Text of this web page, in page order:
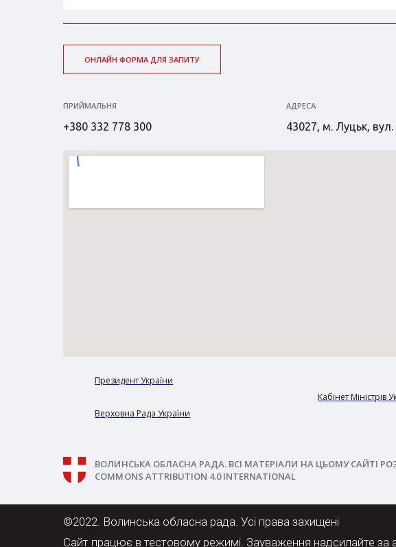
ОНЛАЙН ФОРМА ДЛЯ ЗАПИТУ
ПРИЙМАЛЬНЯ
+380 332 778 300
АДРЕСА
43027, м. Луцьк,
Президент України
Верховна Рада України
Кабінет Міністрів
ВОЛИНСЬКА ОБЛАСНА РАДА. ВСІ МАТЕРІАЛИ НА ЦЬОМУ САЙТІ
COMMONS ATTRIBUTION 4.0 INTERNATIONAL
©2022. Волинська обласна рада. Усі права захищені
Сайт працює в тестовому режимі. Зауваження надсилайте